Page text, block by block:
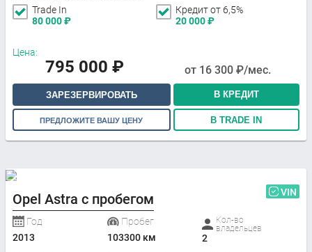
Trade In
80 000₽
Кредит от 6,5%
20 000₽
Цена:
795 000 ₽ от 16 300 ₽/мес.
ЗАРЕЗЕРВИРОВАТЬ В КРЕДИТ
ПРЕДЛОЖИТЕ ВАШУ ЦЕНУ В TRADE IN
Opel Astra с пробегом VIN
Год
2013
Пробег
103300 км
Кол-во
владельцев
2